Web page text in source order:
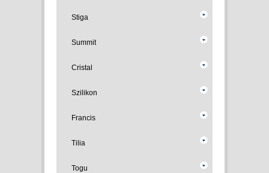
Stiga
Summit
Cristal
Szilikon
Francis
Tilia
Togu